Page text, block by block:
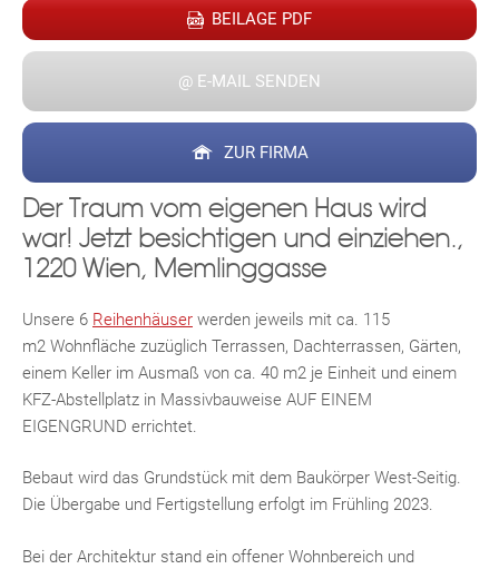
BEILAGE PDF
@ E-MAIL SENDEN
ZUR FIRMA
Der Traum vom eigenen Haus wird
war! Jetzt besichtigen und einziehen.,
1220 Wien, Memlinggasse
Unsere 6 Reihenhäuser werden jeweils mit ca. 115
m2 Wohnfläche zuzüglich Terrassen, Dachterrassen, Gärten,
einem Keller im Ausmaß von ca. 40 m2 je Einheit und einem
KFZ-Abstellplatz in Massivbauweise AUF EINEM
EIGENGRUND errichtet.
Bebaut wird das Grundstück mit dem Baukörper West-Seitig.
Die Übergabe und Fertigstellung erfolgt im Frühling 2023.
Bei der Architektur stand ein offener Wohnbereich und